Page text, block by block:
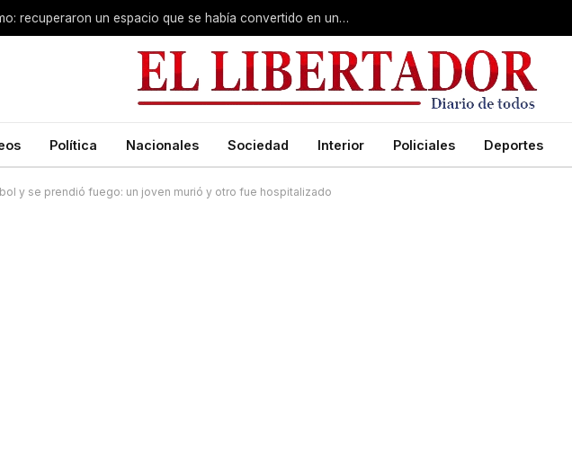
Barrio Hipódromo: recuperaron un espacio que se había convertido en un basural
Política Nacionales Sociedad Interior Policiales Deportes
y se prendió fuego: un joven murió y otro fue hospitalizado